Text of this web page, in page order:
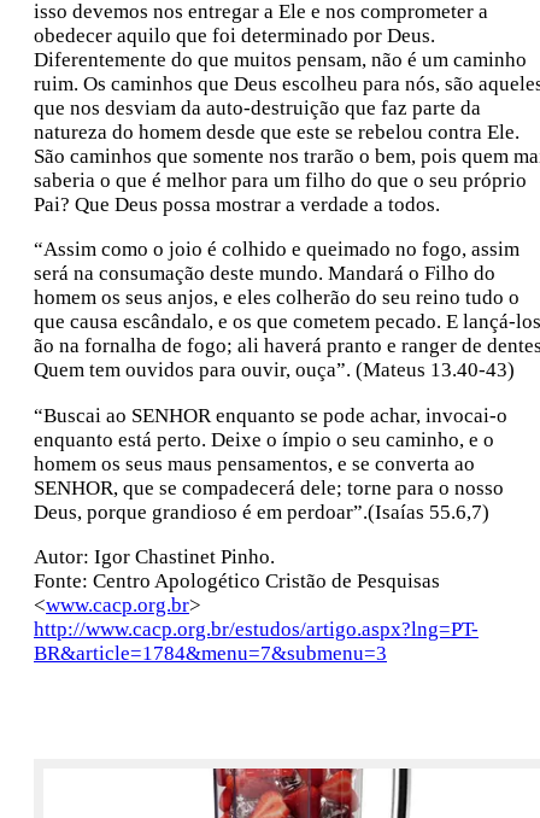
isso devemos nos entregar a Ele e nos comprometer a
obedecer aquilo que foi determinado por Deus.
Diferentemente do que muitos pensam, não é um caminho
ruim. Os caminhos que Deus escolheu para nós, são
que nos desviam da auto-destruição que faz parte da
natureza do homem desde que este se rebelou contra Ele.
São caminhos que somente nos trarão o bem, pois quem
saberia o que é melhor para um filho do que o seu próprio
Pai? Que Deus possa mostrar a verdade a todos.
“Assim como o joio é colhido e queimado no fogo, assim
será na consumação deste mundo. Mandará o Filho do
homem os seus anjos, e eles colherão do seu reino tudo o
que causa escândalo, e os que cometem pecado. E lançá-
ão na fornalha de fogo; ali haverá pranto e ranger de
Quem tem ouvidos para ouvir, ouça”. (Mateus 13.40-43)
“Buscai ao SENHOR enquanto se pode achar, invocai-o
enquanto está perto. Deixe o ímpio o seu caminho, e o
homem os seus maus pensamentos, e se converta ao
SENHOR, que se compadecerá dele; torne para o nosso
Deus, porque grandioso é em perdoar”.(Isaías 55.6,7)
Autor: Igor Chastinet Pinho.
Fonte: Centro Apologético Cristão de Pesquisas
<www.cacp.org.br>
http://www.cacp.org.br/estudos/artigo.aspx?lng=PT-
BR&article=1784&menu=7&submenu=3